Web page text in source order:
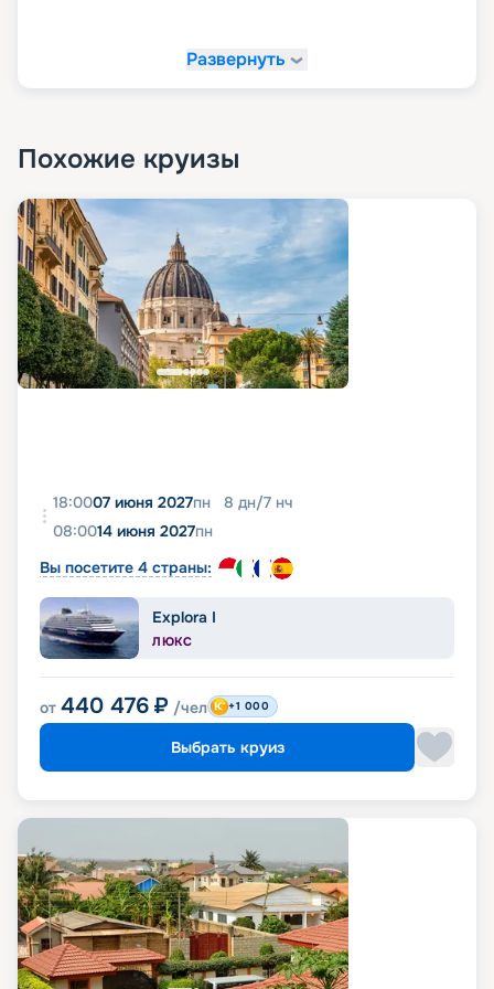
Медицинский кабинет;
Развернуть
Похожие круизы
18:0007 июня 2027пн 8 дн/7 нч
08:0014 июня 2027пн
Вы посетите 4 страны:
Explora I
ЛЮКС
от 440 476 ₽ /чел +1 000
Выбрать круиз